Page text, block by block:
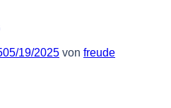
05/19/2025 von freude